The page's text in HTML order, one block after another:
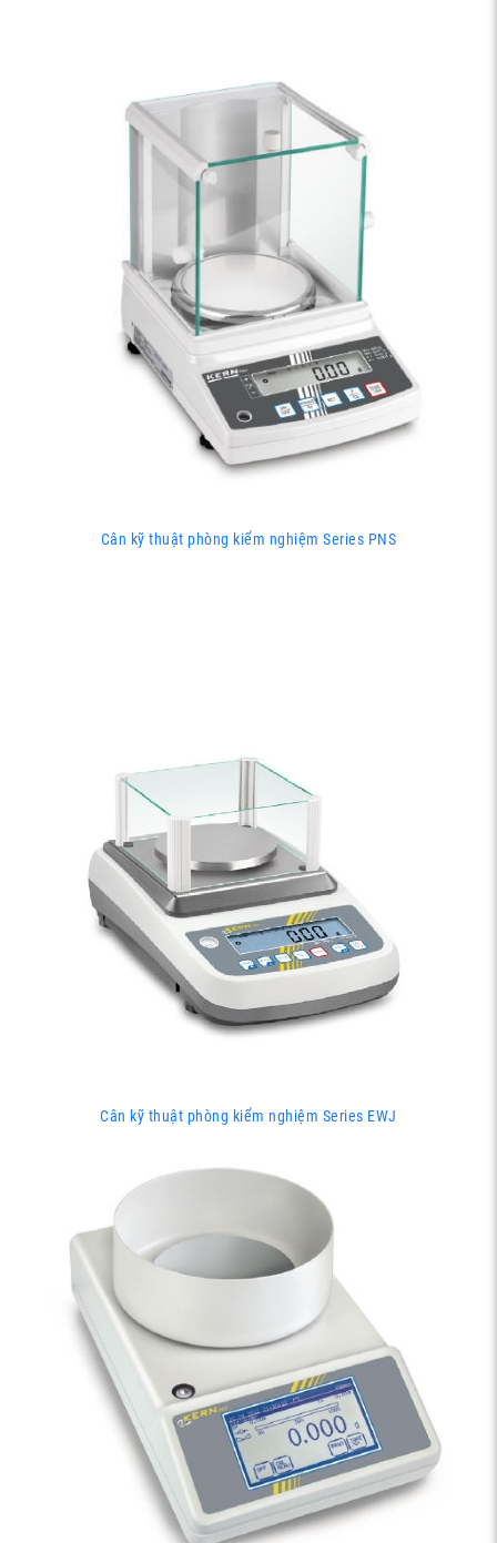
Cân kỹ thuật phòng kiểm nghiệm Series PNS
Cân kỹ thuật phòng kiểm nghiệm Series EWJ